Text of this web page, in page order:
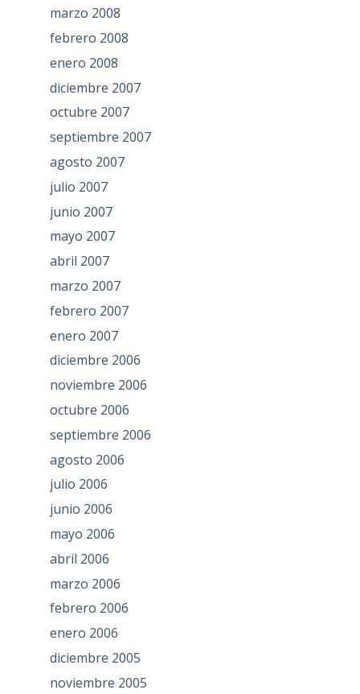
marzo 2008
febrero 2008
enero 2008
diciembre 2007
octubre 2007
septiembre 2007
agosto 2007
julio 2007
junio 2007
mayo 2007
abril 2007
marzo 2007
febrero 2007
enero 2007
diciembre 2006
noviembre 2006
octubre 2006
septiembre 2006
agosto 2006
julio 2006
junio 2006
mayo 2006
abril 2006
marzo 2006
febrero 2006
enero 2006
diciembre 2005
noviembre 2005